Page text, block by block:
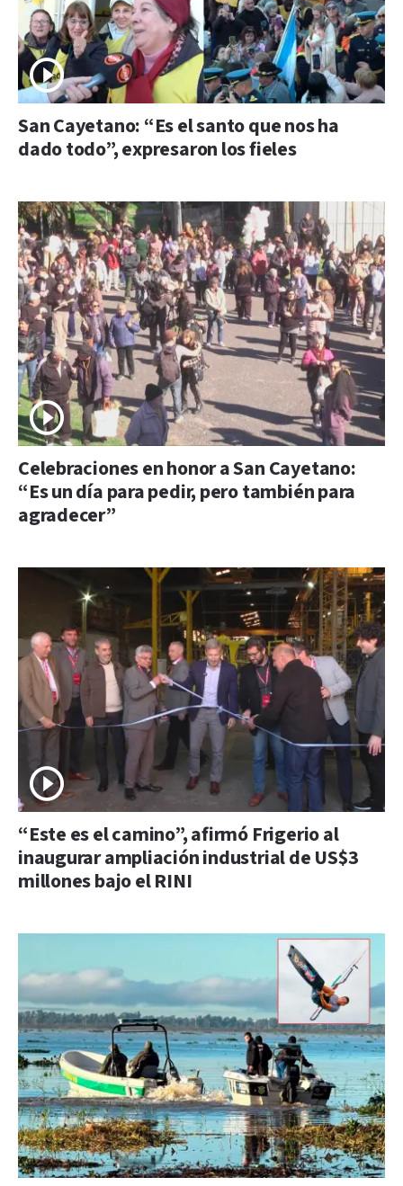
San Cayetano: “Es el santo que nos ha
dado todo”, expresaron los fieles
Celebraciones en honor a San Cayetano:
“Es un día para pedir, pero también para
agradecer”
“Este es el camino”, afirmó Frigerio al
inaugurar ampliación industrial de US$3
millones bajo el RINI